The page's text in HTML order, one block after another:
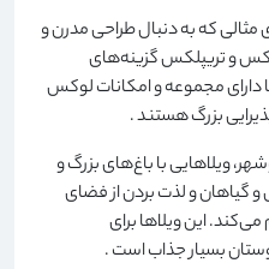
مثالی که به دنبال طراحی مدرن و
و تریپلکس گزینه‌های
دارای مجموعه و امکانات لوکس
بزرگ هستند.
ویلاهایی با باغ‌های بزرگ و
و لذت بردن از فضای
این ویلاها برای
بسیار جذاب است.